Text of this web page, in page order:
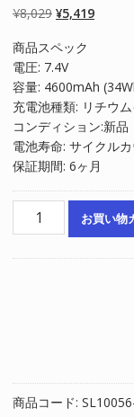
評価のうち、
5.00点
¥8,029 元
価
格
は
¥8,029
で
し
た。
¥5,419現
格
は
¥5,419
で
す。
商品スペック
電圧: 7.4V
容量: 4600mAh
充電池種類: リチウ
コンディション:新品
電池寿命: サイクル
保証期間: 6ヶ月
バ
ッ
お買い物
商品コード: